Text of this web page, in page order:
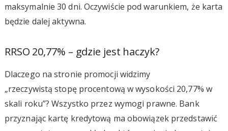
maksymalnie 30 dni. Oczywiście pod warunkiem, że karta
będzie dalej aktywna.
RRSO 20,77% – gdzie jest haczyk?
Dlaczego na stronie promocji widzimy
„rzeczywistą stopę procentową w wysokości 20,77% w
skali roku”? Wszystko przez wymogi prawne. Bank
przyznając kartę kredytową ma obowiązek przedstawić